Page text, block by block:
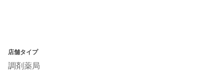
店舗タイプ
調剤薬局